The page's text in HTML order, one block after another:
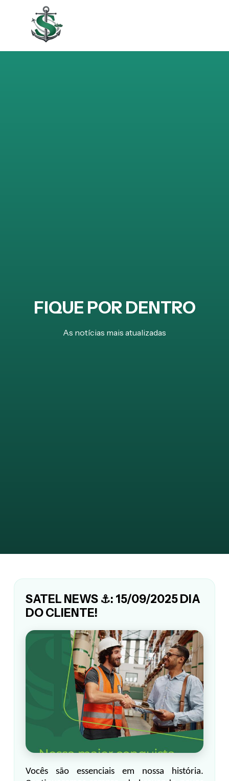
FIQUE POR DENTRO
As notícias mais atualizadas
SATEL NEWS ⚓: 15/09/2025 DIA
DO CLIENTE!
Vocês são essenciais em nossa história.